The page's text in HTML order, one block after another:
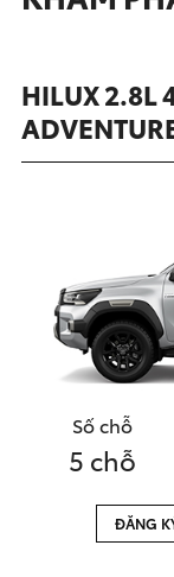
HILUX 2.8L
Số chỗ
5 chỗ
ĐĂNG